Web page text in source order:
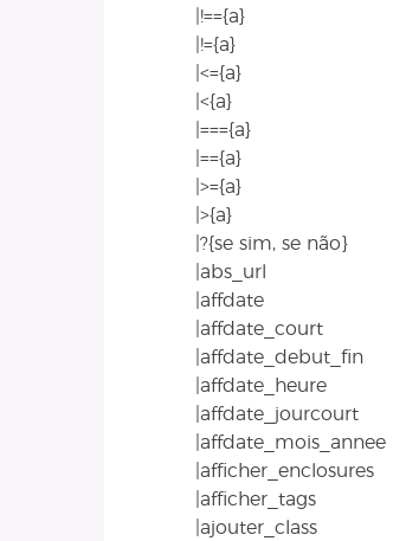
|!=={a}
|!={a}
|<={a}
|<{a}
|==={a}
|=={a}
|>={a}
|>{a}
|?{se sim, se não}
|abs_url
|affdate
|affdate_court
|affdate_debut_fin
|affdate_heure
|affdate_jourcourt
|affdate_mois_annee
|afficher_enclosures
|afficher_tags
|ajouter_class